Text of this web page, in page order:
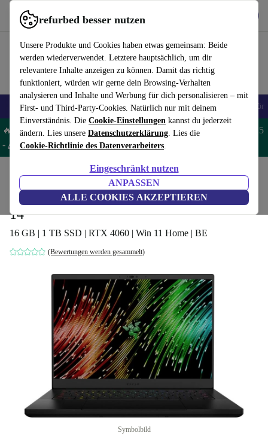
refurbed besser nutzen
Unsere Produkte und Cookies haben etwas gemeinsam: Beide
werden wiederverwendet. Letztere hauptsächlich, um dir
relevantere Inhalte anzeigen zu können. Damit das richtig
funktioniert, würden wir gerne dein Browsing-Verhalten
analysieren und Inhalte und Werbung für dich personalisieren – mit
First- und Third-Party-Cookies. Natürlich nur mit deinem
Einverständnis. Die Cookie-Einstellungen kannst du jederzeit
ändern. Lies unsere Datenschutzerklärung. Lies die
Cookie-Richtlinie des Datenverarbeiters.
Eingeschränkt nutzen
ANPASSEN
ALLE COOKIES AKZEPTIEREN
refurbed schnell und einfach nutzen
🎒 Back to school Handys Laptops Tablets Smartwatches Zubehör
🔥 Spare 5% EXTRA auf MacBooks und iPads – Code: MACPAD5
- AGB
Laptops
Razer Blade 14 2023 | Ryzen 9 7940HS |
14"
16 GB | 1 TB SSD | RTX 4060 | Win 11 Home | BE
(Bewertungen werden gesammelt)
Symbolbild